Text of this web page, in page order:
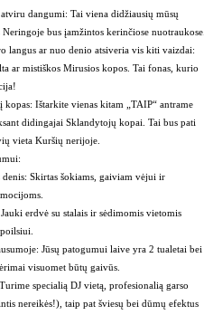
dangumi: Tai viena didžiausių mūsų
Neringoje bus įamžintos kerinčiose nuotraukose.
langus ar nuo denio atsiveria vis kiti vaizdai:
ar mistiškos Mirusios kopos. Tai fonas, kurio
kopas: Ištarkite vienas kitam „TAIP“ antrame
didingajai Sklandytojų kopai. Tai bus pati
vieta Kuršių nerijoje
denis: Skirtas šokiams, gaiviam vėjui ir
Jauki erdvė su stalais ir sėdimomis vietomis
Jūsų patogumui laive yra 2 tualetai bei
visuomet būtų gaivūs.
Turime specialią DJ vietą , profesionalią garso
nereikės!), taip pat šviesų bei dūmų efektus